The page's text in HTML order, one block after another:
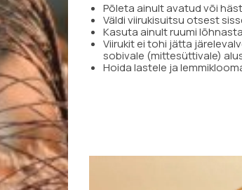
Põleta ainult avatud või
Väldi viirukisuitsu otsest
Kasuta ainult ruumi
Viirukit ei tohi jätta
sobivale (mittesüttivale)
Hoida lastele ja